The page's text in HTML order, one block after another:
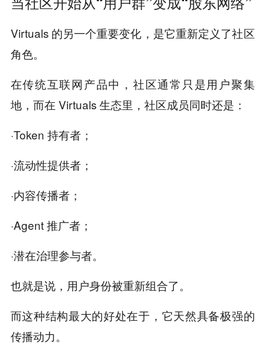
Virtuals 的另一个重要变化，是它重新定义了社区
角色。
在传统互联网产品中，社区通常只是用户聚集
地，而在 Virtuals 生态里，社区成员同时还是：
·Token 持有者；
·流动性提供者；
·内容传播者；
·Agent 推广者；
·潜在治理参与者。
也就是说，用户身份被重新组合了。
而这种结构最大的好处在于，它天然具备极强的
传播动力。